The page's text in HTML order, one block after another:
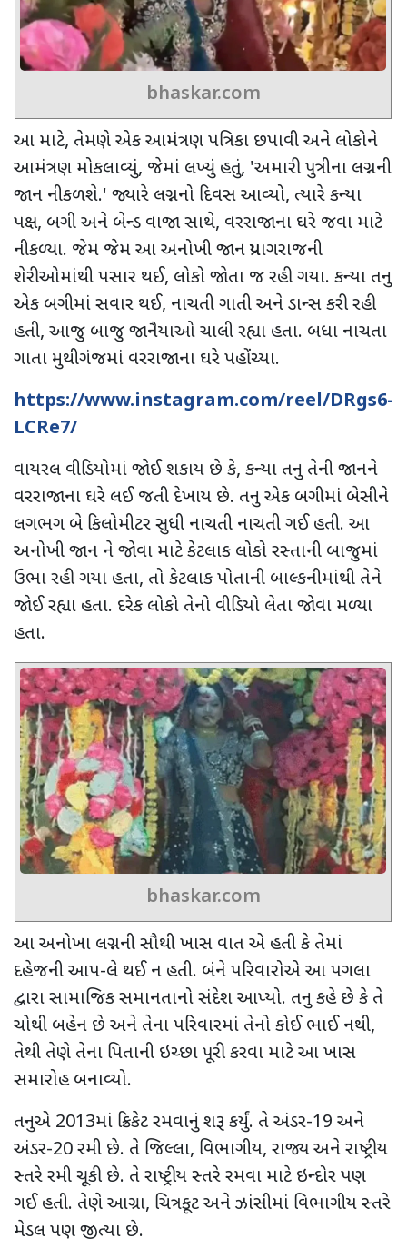
bhaskar.com
આ માટે, તેમણે એક આમંત્રણ પત્રિકા છપાવી અને લોકોને
આમંત્રણ મોકલાવ્યું, જેમાં લખ્યું હતું, 'અમારી પુત્રીના લગ્નની
જાન નીકળશે.' જ્યારે લગ્નનો દિવસ આવ્યો, ત્યારે કન્યા
પક્ષ, બગી અને બેન્ડ વાજા સાથે, વરરાજાના ઘરે જવા માટે
નીકળ્યા. જેમ જેમ આ અનોખી જાન પ્રયાગરાજની
શેરીઓમાંથી પસાર થઈ, લોકો જોતા જ રહી ગયા. કન્યા તનુ
એક બગીમાં સવાર થઈ, નાચતી ગાતી અને ડાન્સ કરી રહી
હતી, આજુ બાજુ જાનૈયાઓ ચાલી રહ્યા હતા. બધા નાચતા
ગાતા મુથીગંજમાં વરરાજાના ઘરે પહોંચ્યા.
https://www.instagram.com/reel/DRgs6-
LCRe7/
વાયરલ વીડિયોમાં જોઈ શકાય છે કે, કન્યા તનુ તેની જાનને
વરરાજાના ઘરે લઈ જતી દેખાય છે. તનુ એક બગીમાં બેસીને
લગભગ બે કિલોમીટર સુધી નાચતી નાચતી ગઈ હતી. આ
અનોખી જાન ને જોવા માટે કેટલાક લોકો રસ્તાની બાજુમાં
ઉભા રહી ગયા હતા, તો કેટલાક પોતાની બાલ્કનીમાંથી તેને
જોઈ રહ્યા હતા. દરેક લોકો તેનો વીડિયો લેતા જોવા મળ્યા
હતા.
bhaskar.com
આ અનોખા લગ્નની સૌથી ખાસ વાત એ હતી કે તેમાં
દહેજની આપ-લે થઈ ન હતી. બંને પરિવારોએ આ પગલા
દ્વારા સામાજિક સમાનતાનો સંદેશ આપ્યો. તનુ કહે છે કે તે
ચોથી બહેન છે અને તેના પરિવારમાં તેનો કોઈ ભાઈ નથી,
તેથી તેણે તેના પિતાની ઇચ્છા પૂરી કરવા માટે આ ખાસ
સમારોહ બનાવ્યો.
તનુએ 2013માં ક્રિકેટ રમવાનું શરૂ કર્યું. તે અંડર-19 અને
અંડર-20 રમી છે. તે જિલ્લા, વિભાગીય, રાજ્ય અને રાષ્ટ્રીય
સ્તરે રમી ચૂકી છે. તે રાષ્ટ્રીય સ્તરે રમવા માટે ઇન્દોર પણ
ગઈ હતી. તેણે આગ્રા, ચિત્રકૂટ અને ઝાંસીમાં વિભાગીય સ્તરે
મેડલ પણ જીત્યા છે.